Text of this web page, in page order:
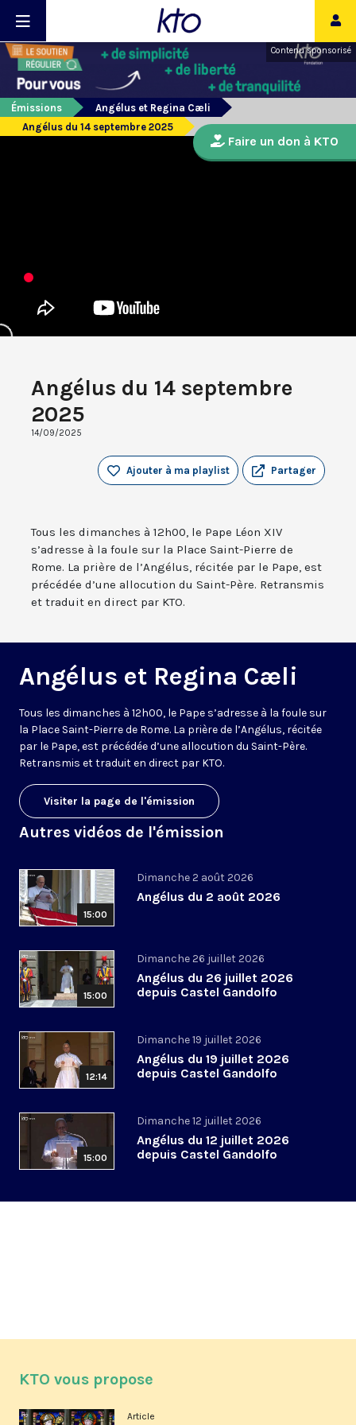
Contenu sponsorisé
Émissions
Angélus et Regina Cæli
Angélus du 14 septembre 2025
Angélus du 14 septembre
2025
14/09/2025
Partager
Ajouter à ma playlist
Tous les dimanches à 12h00, le Pape Léon XIV
s’adresse à la foule sur la Place Saint-Pierre de
Rome. La prière de l’Angélus, récitée par le Pape, est
précédée d’une allocution du Saint-Père. Retransmis
et traduit en direct par KTO.
Angélus et Regina Cæli
Tous les dimanches à 12h00, le Pape s’adresse à la foule sur
la Place Saint-Pierre de Rome. La prière de l’Angélus, récitée
par le Pape, est précédée d’une allocution du Saint-Père.
Retransmis et traduit en direct par KTO.
Visiter la page de l'émission
Autres vidéos de l'émission
15:00
Dimanche 2 août 2026
Angélus du 2 août 2026
15:00
Dimanche 26 juillet 2026
Angélus du 26 juillet 2026
depuis Castel Gandolfo
12:14
Dimanche 19 juillet 2026
Angélus du 19 juillet 2026
depuis Castel Gandolfo
15:00
Dimanche 12 juillet 2026
Angélus du 12 juillet 2026
depuis Castel Gandolfo
Faire un don à KTO
KTO vous propose
Article